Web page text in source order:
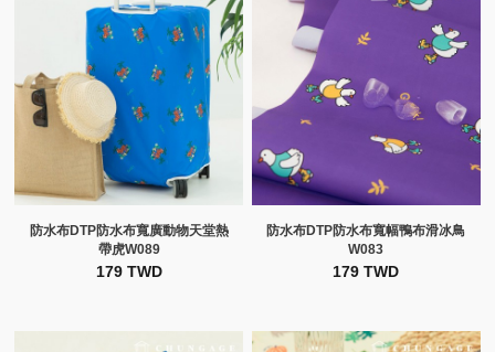
防水布DTP防水布寬廣動物天堂熱
帶虎W089
179 TWD
防水布DTP防水布寬幅鴨布滑冰鳥
W083
179 TWD